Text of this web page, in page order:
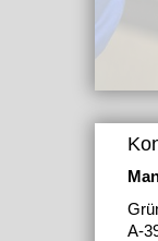
A-